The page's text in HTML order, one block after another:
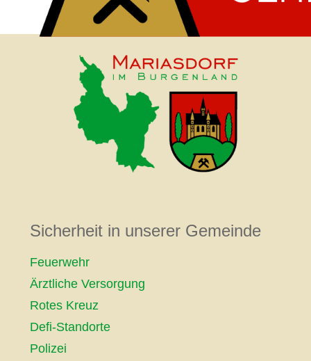
Sicherheit in unserer Gemeinde
Feuerwehr
Ärztliche Versorgung
Rotes Kreuz
Defi-Standorte
Polizei